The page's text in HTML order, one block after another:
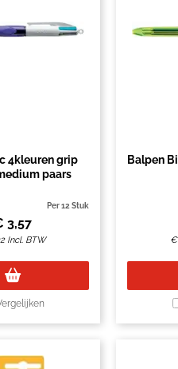
4kleuren grip
paars
Per 12 Stuk
3,57
Incl. BTW
Balpen
€